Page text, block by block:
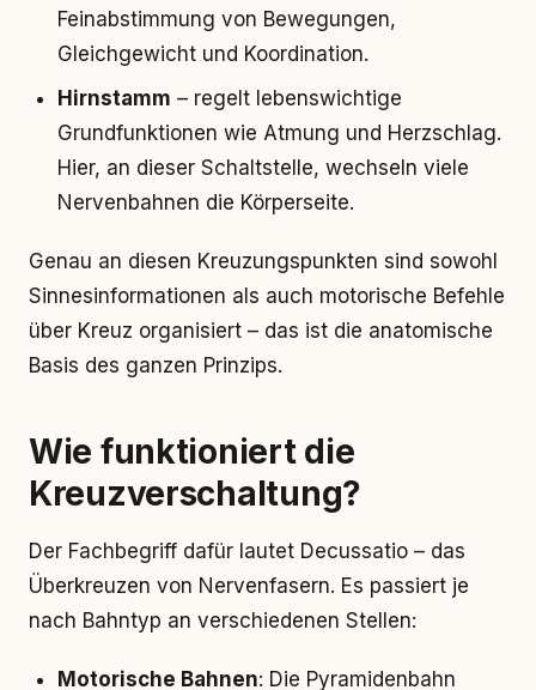
Feinabstimmung von Bewegungen,
Gleichgewicht und Koordination.
Hirnstamm – regelt lebenswichtige
Grundfunktionen wie Atmung und Herzschlag.
Hier, an dieser Schaltstelle, wechseln viele
Nervenbahnen die Körperseite.
Genau an diesen Kreuzungspunkten sind sowohl
Sinnesinformationen als auch motorische Befehle
über Kreuz organisiert – das ist die anatomische
Basis des ganzen Prinzips.
Wie funktioniert die
Kreuzverschaltung?
Der Fachbegriff dafür lautet Decussatio – das
Überkreuzen von Nervenfasern. Es passiert je
nach Bahntyp an verschiedenen Stellen:
Motorische Bahnen: Die Pyramidenbahn